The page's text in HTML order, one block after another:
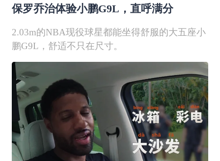
保罗乔治体验小鹏G9L，直呼满分
2.03m的NBA现役球星都能坐得舒服的大五座小
鹏G9L，舒适不只在尺寸。